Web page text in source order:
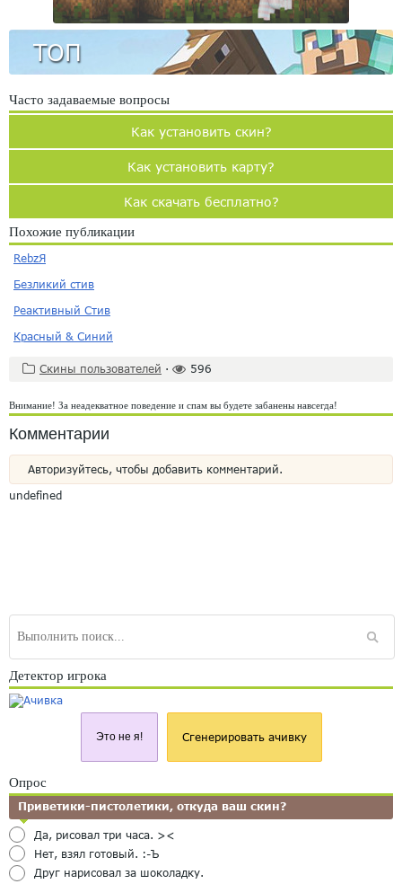
ТОП
Часто задаваемые вопросы
Как установить скин?
Как установить карту?
Как скачать бесплатно?
Похожие публикации
RebzЯ
Безликий стив
Реактивный Стив
Красный & Синий
Скины пользователей · 596
Внимание! За неадекватное поведение и спам вы будете забанены навсегда!
Комментарии
Авторизуйтесь, чтобы добавить комментарий.
undefined
Детектор игрока
Это не я! Сгенерировать ачивку
Опрос
Приветики-пистолетики, откуда ваш скин?
Да, рисовал три часа. ><
Нет, взял готовый. :-Ъ
Друг нарисовал за шоколадку.